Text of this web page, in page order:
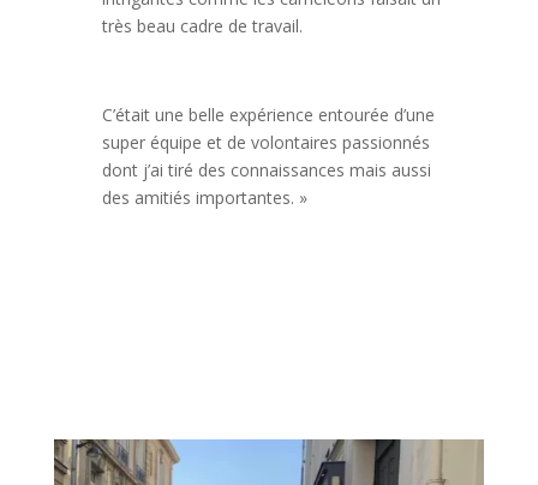
très beau cadre de travail.
C’était une belle expérience entourée d’une
super équipe et de volontaires passionnés
dont j’ai tiré des connaissances mais aussi
des amitiés importantes. »